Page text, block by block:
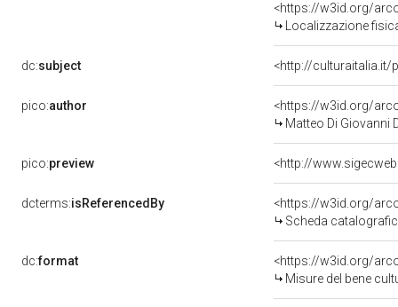
<https://w3id.org/
Localizzazione
dc:subject <http://culturaitalia.it/
pico:author
<https://w3id.org/
Matteo Di Giovanni
pico:preview <http://
dcterms:isReferencedBy
<https://w3id.org/
Scheda
dc:format
<https://w3id.org/
Misure del bene